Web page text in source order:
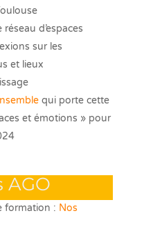
réseau d’espaces
sur les
et lieux
qui porte cette
et émotions » pour
AGO
formation : Nos